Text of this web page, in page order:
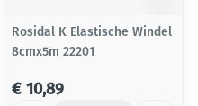
Rosidal K Elastische Windel
8cmx5m 22201
€ 10,89